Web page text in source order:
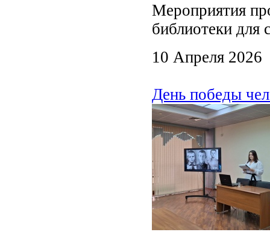
Мероприятия
библиотеки для
10 Апреля 2026
День победы